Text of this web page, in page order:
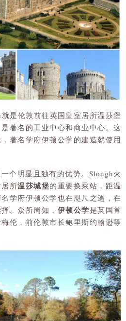
是伦敦前往英国皇室居所温莎堡
著名的工业中心和商业中心。这
著名学府伊顿公学的建造就使用
个明显且独有的优势。Slough火
所温莎城堡的重要换乘站，距温
学府伊顿公学也在咫尺之遥，在
。众所周知， 伊顿公学是英国首
伦，前伦敦市长鲍里斯约翰逊等